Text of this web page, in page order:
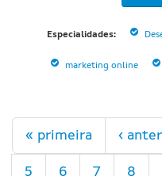
Especialidades:
marketing online
Páginas
« primeira ‹
5 6 7 8